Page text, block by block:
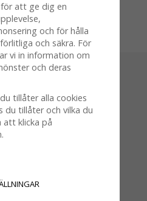
vår
att ge dig en
och för hålla
och säkra. För
vi in information om
och deras
tillåter alla cookies
du tillåter och vilka du
att klicka på